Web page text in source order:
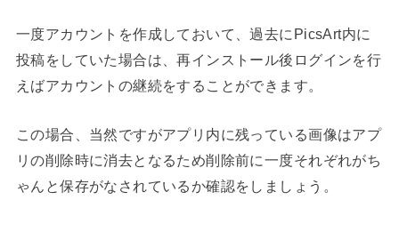
一度アカウントを作成しておいて、過去にPicsArt内に
投稿をしていた場合は、再インストール後ログインを行
えばアカウントの継続をすることができます。
この場合、当然ですがアプリ内に残っている画像はアプ
リの削除時に消去となるため削除前に一度それぞれがち
ゃんと保存がなされているか確認をしましょう。